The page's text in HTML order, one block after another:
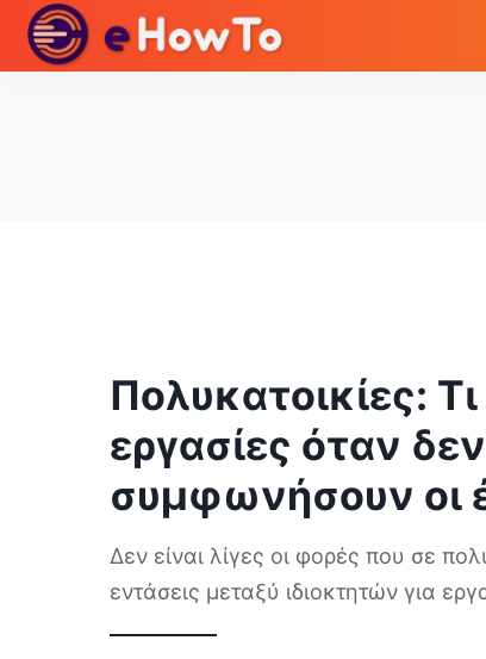
Πολυκατοικίες: Τι
εργασίες όταν δεν
συμφωνήσουν οι
Δεν είναι λίγες οι φορές που σε
εντάσεις μεταξύ ιδιοκτητών για